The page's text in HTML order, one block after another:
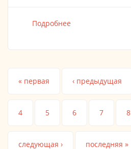
Подробнее
Страницы
« первая ‹ предыдущая
4 5 6 7 8
следующая › последняя »